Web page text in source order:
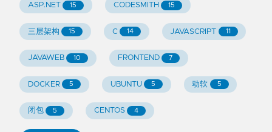
ASP.NET 15 CODESMITH 15
三层架构 15 C 14 JAVASCRIPT 11
JAVAWEB 10 FRONTEND 7
DOCKER 5 UBUNTU 5 动软 5
闭包 5 CENTOS 4